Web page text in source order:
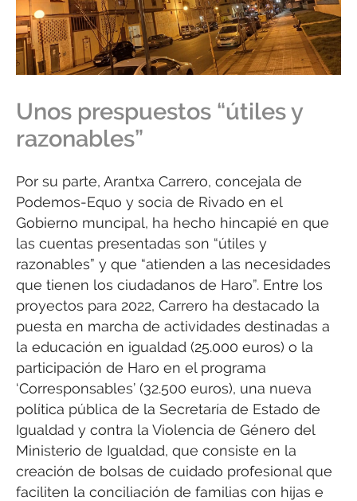
Unos prespuestos “útiles y
razonables”
Por su parte, Arantxa Carrero, concejala de
Podemos-Equo y socia de Rivado en el
Gobierno muncipal, ha hecho hincapié en que
las cuentas presentadas son “útiles y
razonables” y que “atienden a las necesidades
que tienen los ciudadanos de Haro”. Entre los
proyectos para 2022, Carrero ha destacado la
puesta en marcha de actividades destinadas a
la educación en igualdad (25.000 euros) o la
participación de Haro en el programa
‘Corresponsables’ (32.500 euros), una nueva
política pública de la Secretaría de Estado de
Igualdad y contra la Violencia de Género del
Ministerio de Igualdad, que consiste en la
creación de bolsas de cuidado profesional que
faciliten la conciliación de familias con hijas e